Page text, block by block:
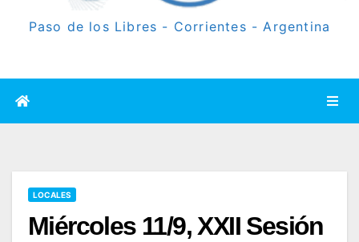
Paso de los Libres - Corrientes - Argentina
LOCALES
Miércoles 11/9, XXII Sesión